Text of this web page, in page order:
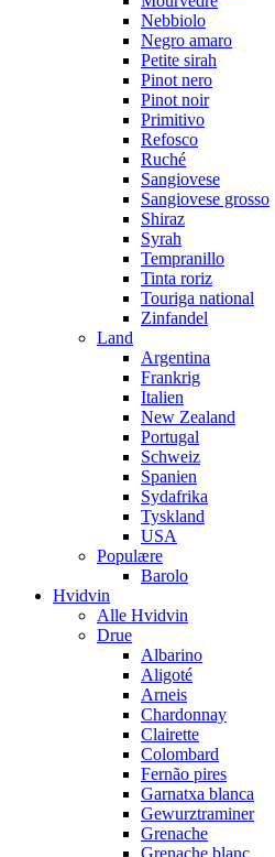
Nebbiolo
Negro amaro
Petite sirah
Pinot nero
Pinot noir
Primitivo
Refosco
Ruché
Sangiovese
Sangiovese grosso
Shiraz
Syrah
Tempranillo
Tinta roriz
Touriga national
Zinfandel
Land
Argentina
Frankrig
Italien
New Zealand
Portugal
Schweiz
Spanien
Sydafrika
Tyskland
USA
Populære
Barolo
Hvidvin
Alle Hvidvin
Drue
Albarino
Aligoté
Arneis
Chardonnay
Clairette
Colombard
Fernão pires
Garnatxa blanca
Gewurztraminer
Grenache
Grenache blanc